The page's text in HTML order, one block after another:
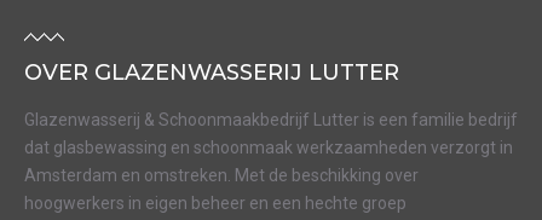
OVER GLAZENWASSERIJ LUTTER
Glazenwasserij & Schoonmaakbedrijf Lutter is een familie bedrijf
dat glasbewassing en schoonmaak werkzaamheden verzorgt in
Amsterdam en omstreken. Met de beschikking over
hoogwerkers in eigen beheer en een hechte groep